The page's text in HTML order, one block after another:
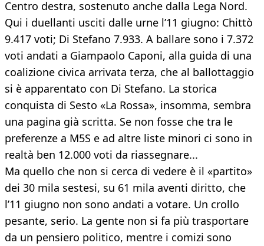
Centro destra, sostenuto anche dalla Lega Nord.
Qui i duellanti usciti dalle urne l’11 giugno: Chittò
9.417 voti; Di Stefano 7.933. A ballare sono i 7.372
voti andati a Giampaolo Caponi, alla guida di una
coalizione civica arrivata terza, che al ballottaggio
si è apparentato con Di Stefano. La storica
conquista di Sesto «La Rossa», insomma, sembra
una pagina già scritta. Se non fosse che tra le
preferenze a M5S e ad altre liste minori ci sono in
realtà ben 12.000 voti da riassegnare...
Ma quello che non si cerca di vedere è il «partito»
dei 30 mila sestesi, su 61 mila aventi diritto, che
l’11 giugno non sono andati a votare. Un crollo
pesante, serio. La gente non si fa più trasportare
da un pensiero politico, mentre i comizi sono